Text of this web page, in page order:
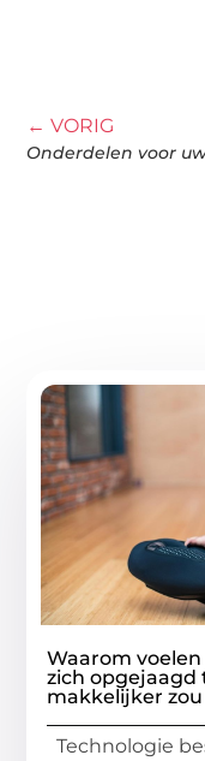
← VORIG
Onderdelen voor
Waarom
zich opgejaagd
makkelijker
Technologie